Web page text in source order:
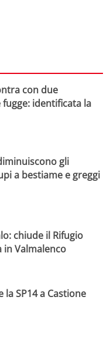
con due
identificata la
gli
a bestiame e greggi
chiude il Rifugio
in Valmalenco
la SP14 a Castione